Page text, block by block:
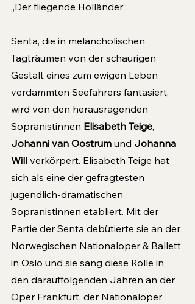
„Der fliegende Holländer“.
Senta, die in melancholischen
Tagträumen von der schaurigen
Gestalt eines zum ewigen Leben
verdammten Seefahrers fantasiert,
wird von den herausragenden
Sopranistinnen Elisabeth Teige,
Johanni van Oostrum und Johanna
Will verkörpert. Elisabeth Teige hat
sich als eine der gefragtesten
jugendlich-dramatischen
Sopranistinnen etabliert. Mit der
Partie der Senta debütierte sie an der
Norwegischen Nationaloper & Ballett
in Oslo und sie sang diese Rolle in
den darauffolgenden Jahren an der
Oper Frankfurt, der Nationaloper